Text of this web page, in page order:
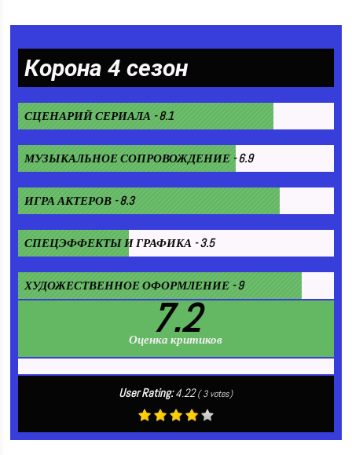
Корона 4 сезон
СЦЕНАРИЙ СЕРИАЛА - 8.1
МУЗЫКАЛЬНОЕ СОПРОВОЖДЕНИЕ - 6.9
ИГРА АКТЕРОВ - 8.3
СПЕЦЭФФЕКТЫ И ГРАФИКА - 3.5
ХУДОЖЕСТВЕННОЕ ОФОРМЛЕНИЕ - 9
7.2
Оценка критиков
User Rating:4.22 (3votes)